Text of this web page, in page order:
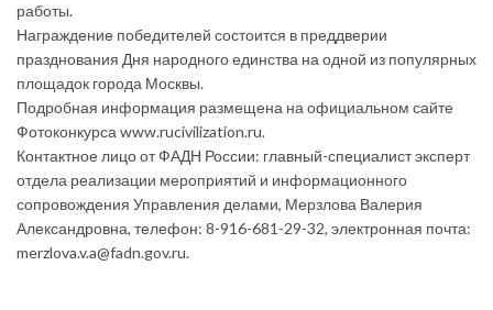
работы.
Награждение победителей состоится в преддверии
празднования Дня народного единства на одной из популярных
площадок города Москвы.
Подробная информация размещена на официальном сайте
Фотоконкурса www.rucivilization.ru.
Контактное лицо от ФАДН России: главный-специалист эксперт
отдела реализации мероприятий и информационного
сопровождения Управления делами, Мерзлова Валерия
Александровна, телефон: 8-916-681-29-32, электронная почта:
merzlova.v.a@fadn.gov.ru.